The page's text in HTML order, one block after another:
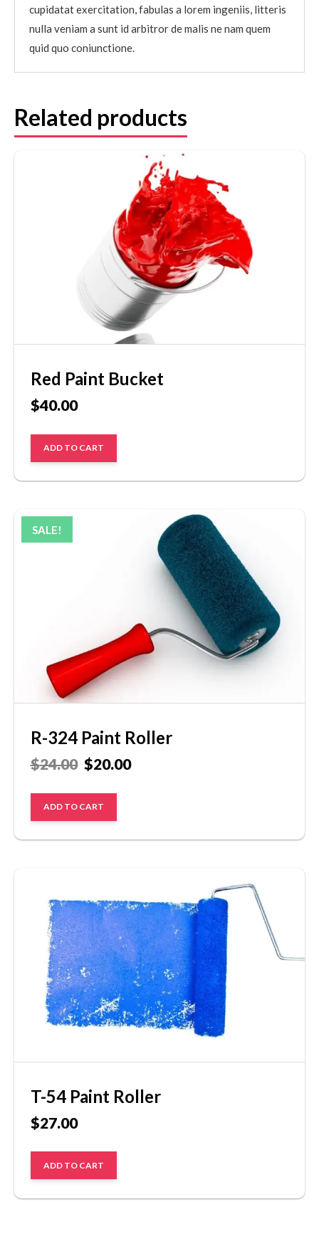
cupidatat exercitation, fabulas a lorem ingeniis, litteris
nulla veniam a sunt id arbitror de malis ne nam quem
quid quo coniunctione.
Related products
Red Paint Bucket
$40.00
ADD TO CART
SALE!
R-324 Paint Roller
$24.00 $20.00
ADD TO CART
T-54 Paint Roller
$27.00
ADD TO CART